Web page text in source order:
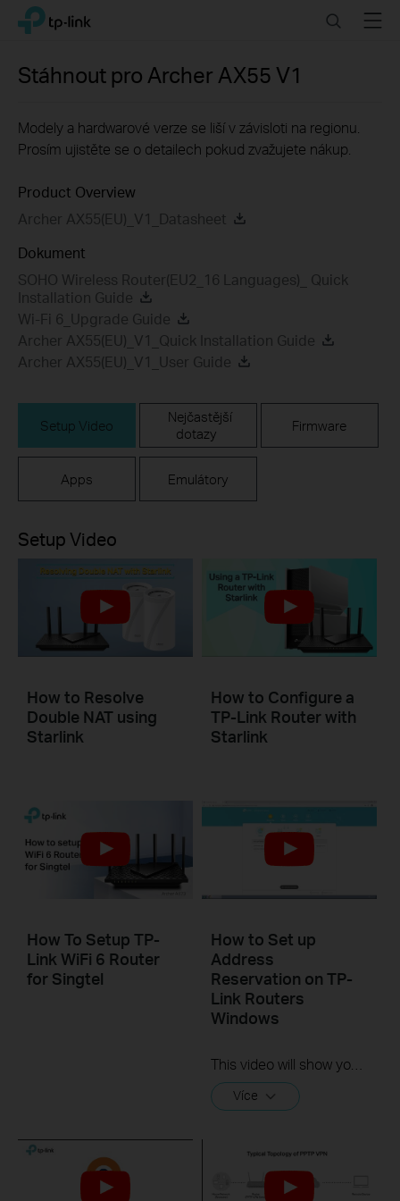
Click
navigation
TP-Link, Reliably Smart SearchMenu
Stáhnout pro Archer AX55 V1
Modely a hardwarové verze se liší v závisloti na regionu.
Prosím ujistěte se o detailech pokud zvažujete nákup.
Product Overview
Archer AX55(EU)_V1_Datasheet
Dokument
SOHO Wireless Router(EU2_16 Languages)_ Quick
Installation Guide
Wi-Fi 6_Upgrade Guide
Archer AX55(EU)_V1_Quick Installation Guide
Archer AX55(EU)_V1_User Guide
Setup Video
Nejčastější
dotazy
Firmware
Apps Emulátory
Setup Video
How to Resolve
Double NAT using
Starlink
How to Configure a
TP-Link Router with
Starlink
How To Setup TP-
Link WiFi 6 Router
for Singtel
How to Set up
Address
Reservation on TP-
Link Routers
Windows
This video will show you how to set up Address Reservation on TP-Link routers.
Více